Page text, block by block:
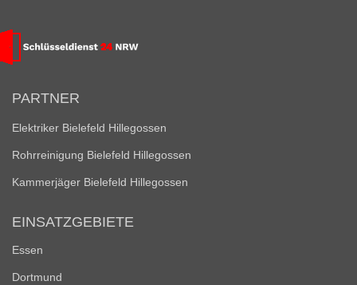
PARTNER
Elektriker Bielefeld Hillegossen
Rohrreinigung Bielefeld Hillegossen
Kammerjäger Bielefeld Hillegossen
EINSATZGEBIETE
Essen
Dortmund